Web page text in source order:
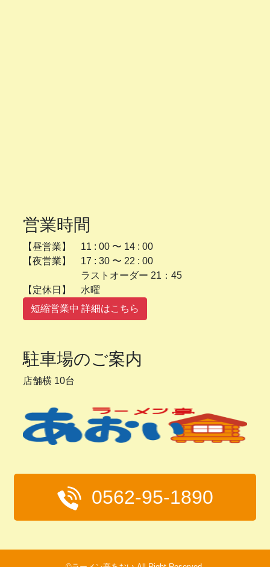
営業時間
【昼営業】 11 : 00 〜 14 : 00
【夜営業】 17 : 30 〜 22 : 00
ラストオーダー 21：45
【定休日】 水曜
短縮営業中 詳細はこちら
駐車場のご案内
店舗横 10台
0562-95-1890